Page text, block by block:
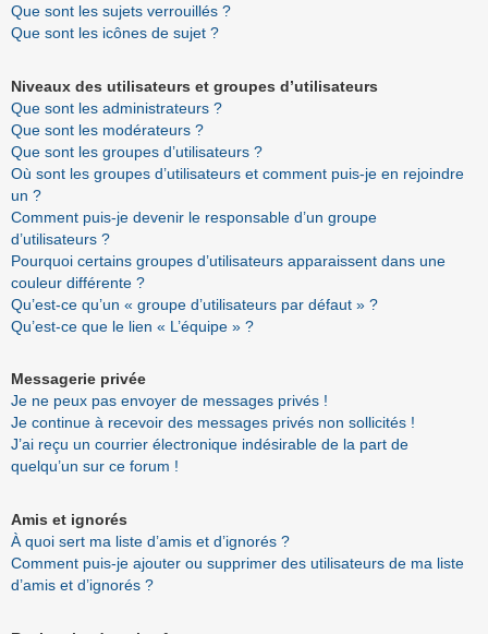
Que sont les sujets verrouillés ?
Que sont les icônes de sujet ?
Niveaux des utilisateurs et groupes d’utilisateurs
Que sont les administrateurs ?
Que sont les modérateurs ?
Que sont les groupes d’utilisateurs ?
Où sont les groupes d’utilisateurs et comment puis-je en rejoindre
un ?
Comment puis-je devenir le responsable d’un groupe
d’utilisateurs ?
Pourquoi certains groupes d’utilisateurs apparaissent dans une
couleur différente ?
Qu’est-ce qu’un « groupe d’utilisateurs par défaut » ?
Qu’est-ce que le lien « L’équipe » ?
Messagerie privée
Je ne peux pas envoyer de messages privés !
Je continue à recevoir des messages privés non sollicités !
J’ai reçu un courrier électronique indésirable de la part de
quelqu’un sur ce forum !
Amis et ignorés
À quoi sert ma liste d’amis et d’ignorés ?
Comment puis-je ajouter ou supprimer des utilisateurs de ma liste
d’amis et d’ignorés ?